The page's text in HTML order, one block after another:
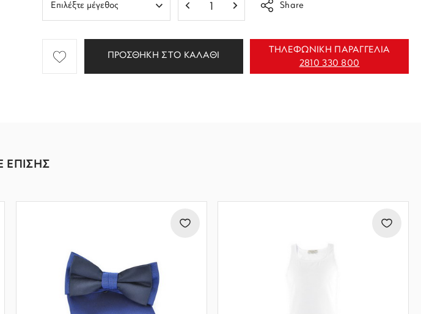
Share
ΠΡΟΣΘΗΚΗ ΣΤΟ ΚΑΛΑΘΙ
ΤΗΛΕΦΩΝΙΚΗ ΠΑΡΑΓΓΕΛΙΑ
2810 330 800
ΕΠΙΣΗΣ